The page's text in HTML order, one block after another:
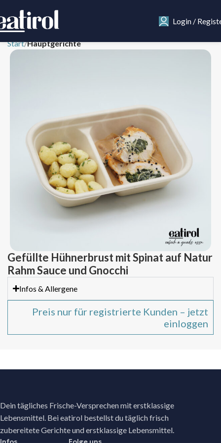
Login /
Start Hauptgerichte
Gefüllte Hühnerbrust mit Spinat auf Natur
Rahm Sauce und Gnocchi
Infos & Allergene
Preis nur für registrierte Kunden – jetzt
einloggen
Dein tägliches Frische-Versprechen mit erstklassige
Lebensmittel. Bei eatirol bestellst du täglich frisch
zubereitete Gerichte und erstklassige Lebensmittel.